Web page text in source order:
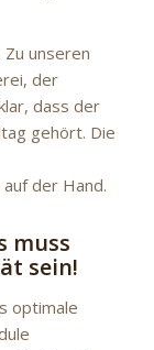
unseren
der
dass der
gehört. Die
der Hand.
muss
sein!
optimale